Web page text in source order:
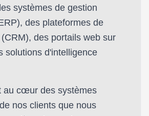
systèmes de gestion
des plateformes de
des portails web sur
solutions d'intelligence
au cœur des systèmes
nos clients que nous